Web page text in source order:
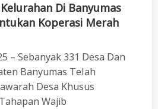
Di Banyumas
Koperasi Merah
– Sebanyak 331 Desa Dan
Banyumas Telah
Desa Khusus
Wajib